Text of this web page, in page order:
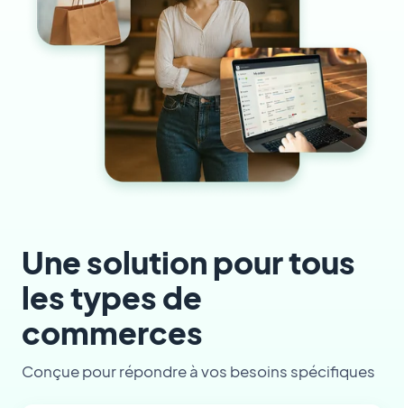
Une solution pour tous
les types de
commerces
Conçue pour répondre à vos besoins spécifiques